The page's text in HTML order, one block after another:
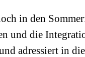
in den
und die
adressiert in